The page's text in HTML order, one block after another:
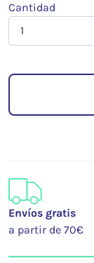
Cantidad
Envíos gratis
a partir de 70€